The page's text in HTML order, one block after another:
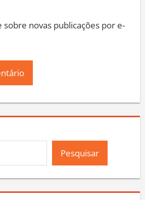
novas publicações por e-
Pesquisar